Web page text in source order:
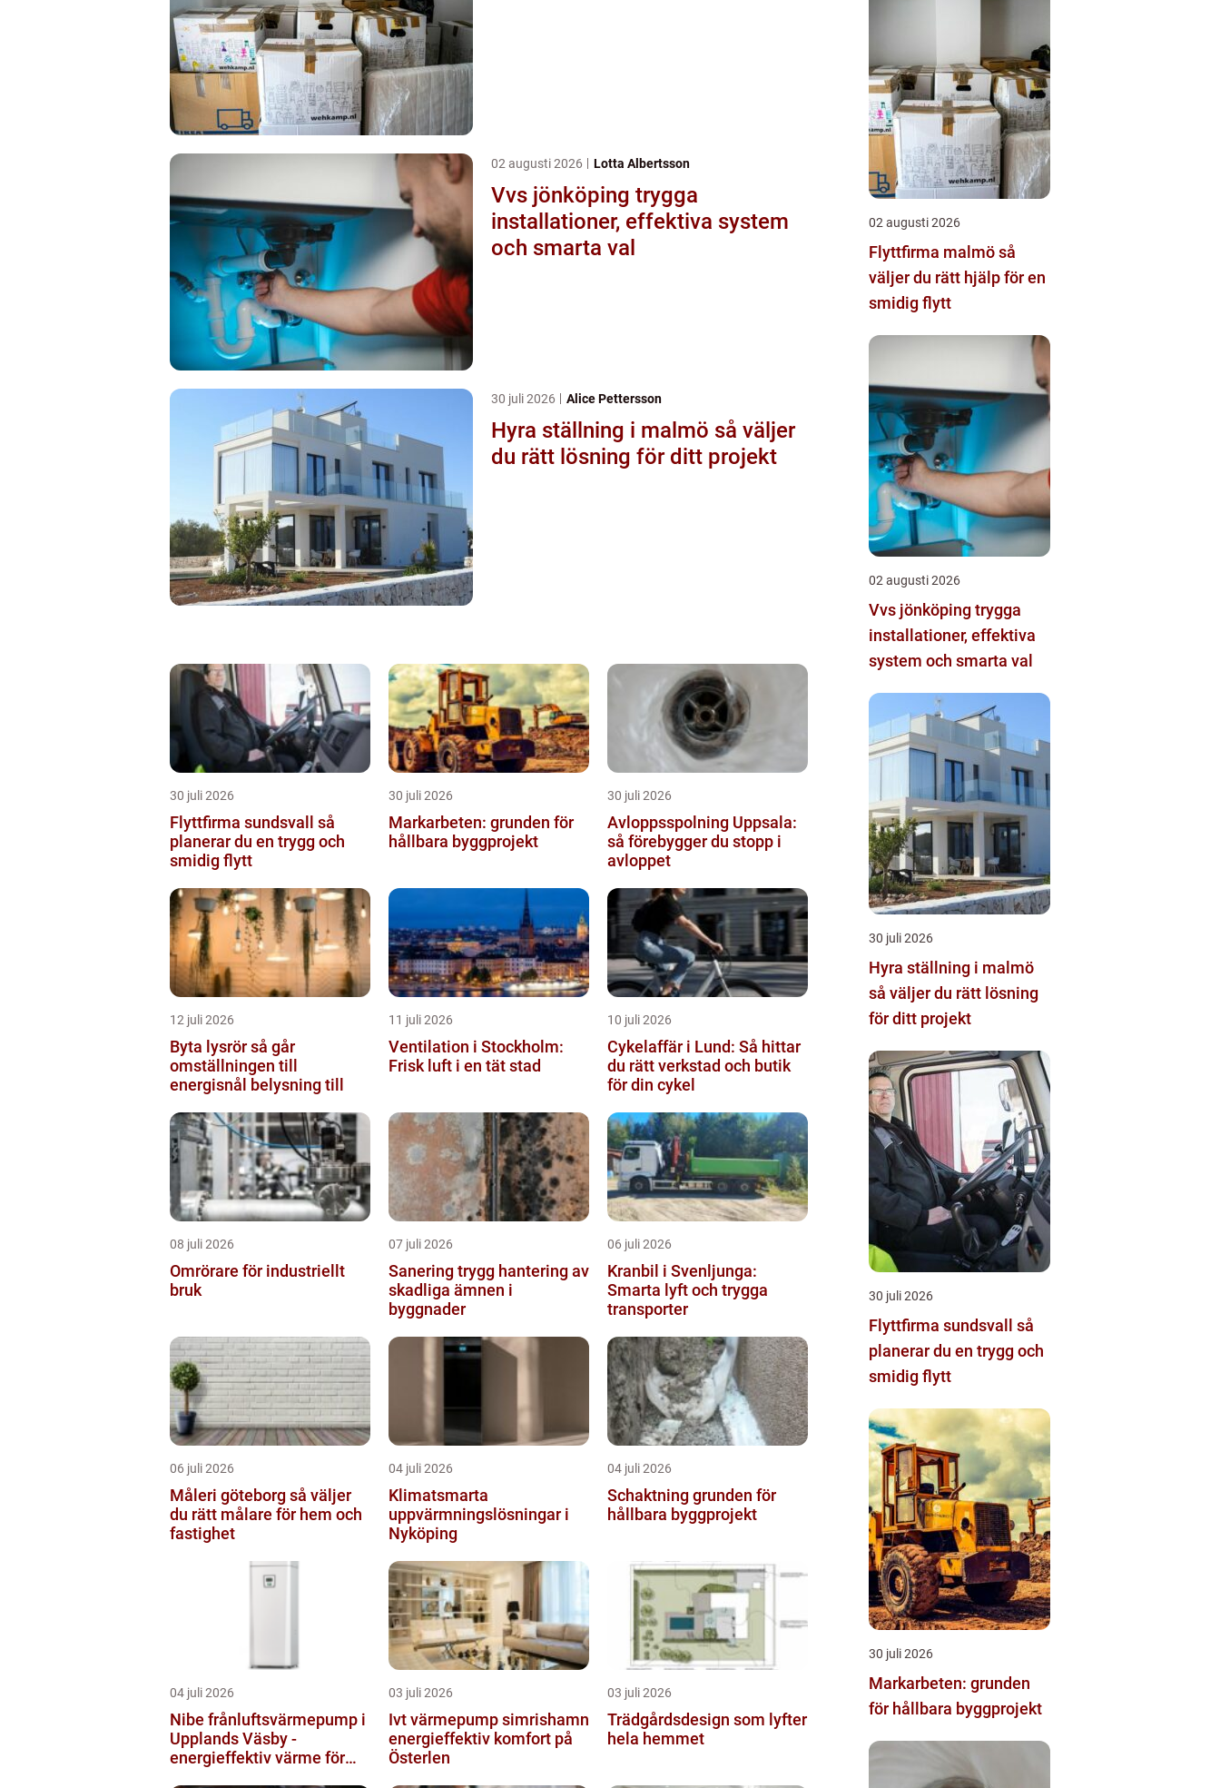
02 augusti 2026 Lotta Albertsson
Vvs jönköping trygga
installationer, effektiva system
och smarta val
30 juli 2026 Alice Pettersson
Hyra ställning i malmö så väljer
du rätt lösning för ditt projekt
30 juli 2026
Flyttfirma sundsvall så
planerar du en trygg och
smidig flytt
30 juli 2026
Markarbeten: grunden för
hållbara byggprojekt
30 juli 2026
Avloppsspolning Uppsala:
så förebygger du stopp i
avloppet
12 juli 2026
Byta lysrör så går
omställningen till
energisnål belysning till
11 juli 2026
Ventilation i Stockholm:
Frisk luft i en tät stad
10 juli 2026
Cykelaffär i Lund: Så hittar
du rätt verkstad och butik
för din cykel
08 juli 2026
Omrörare för industriellt
bruk
07 juli 2026
Sanering trygg hantering av
skadliga ämnen i
byggnader
06 juli 2026
Kranbil i Svenljunga:
Smarta lyft och trygga
transporter
06 juli 2026
Måleri göteborg så väljer
du rätt målare för hem och
fastighet
04 juli 2026
Klimatsmarta
uppvärmningslösningar i
Nyköping
04 juli 2026
Schaktning grunden för
hållbara byggprojekt
04 juli 2026
Nibe frånluftsvärmepump i
Upplands Väsby -
energieffektiv värme för
03 juli 2026
Ivt värmepump simrishamn
energieffektiv komfort på
Österlen
03 juli 2026
Trädgårdsdesign som lyfter
hela hemmet
02 augusti 2026
Flyttfirma malmö så
väljer du rätt hjälp för en
smidig flytt
02 augusti 2026
Vvs jönköping trygga
installationer, effektiva
system och smarta val
30 juli 2026
Hyra ställning i malmö
så väljer du rätt lösning
för ditt projekt
30 juli 2026
Flyttfirma sundsvall så
planerar du en trygg och
smidig flytt
30 juli 2026
Markarbeten: grunden
för hållbara byggprojekt